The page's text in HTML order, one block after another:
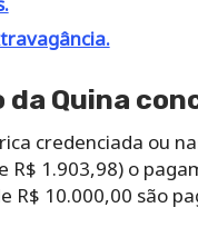
Quina
credenciada ou
R$ 1.903,98) o
R$ 10.000,00 são